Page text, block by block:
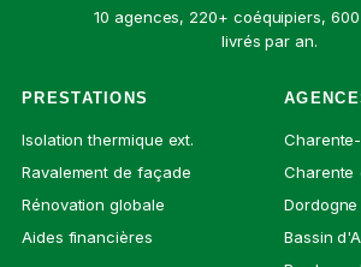
10 agences, 220+ coéquipiers,
livrés par an.
PRESTATIONS
Isolation thermique ext.
Ravalement de façade
Rénovation globale
Aides financières
Charente
Dordogne
Bassin